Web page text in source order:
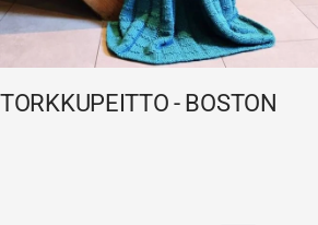
TORKKUPEITTO - BOSTON